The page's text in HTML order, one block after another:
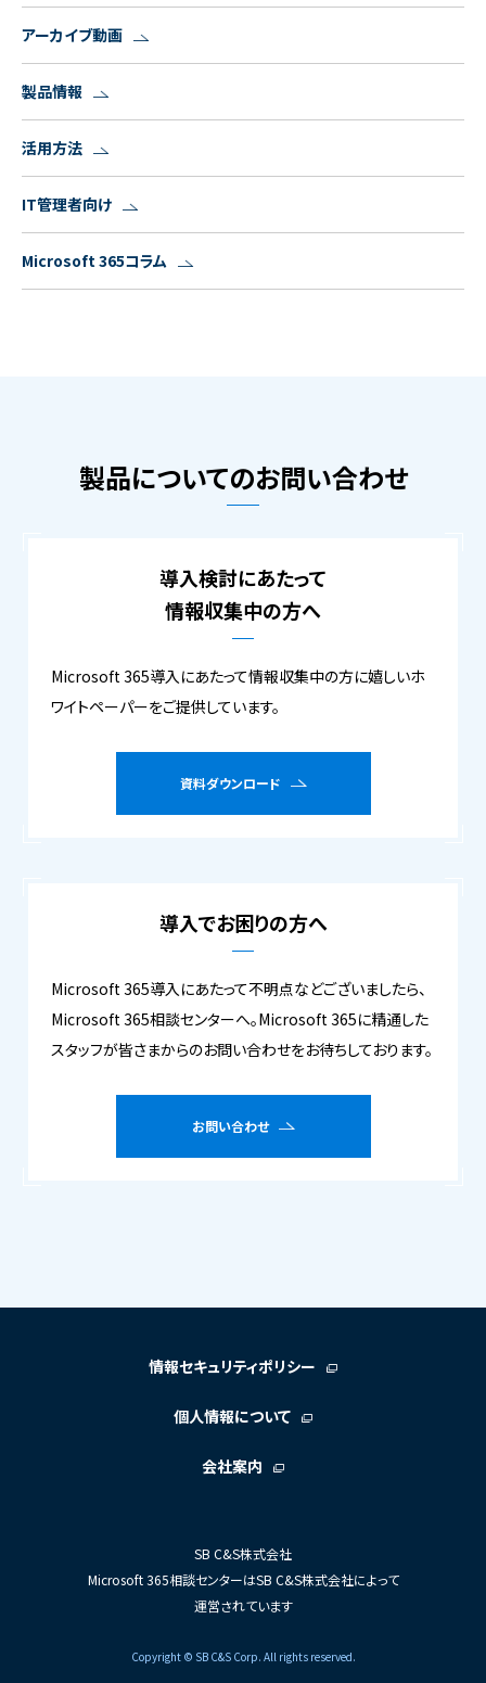
アーカイブ動画
製品情報
活用方法
IT管理者向け
Microsoft 365コラム
製品についてのお問い合わせ
導入検討にあたって
情報収集中の方へ
Microsoft 365導入にあたって情報収集中の方に嬉しいホ
ワイトペーパーをご提供しています。
資料ダウンロード
導入でお困りの方へ
Microsoft 365導入にあたって不明点などございましたら、
Microsoft 365相談センターへ。Microsoft 365に精通した
スタッフが皆さまからのお問い合わせをお待ちしております。
お問い合わせ
情報セキュリティポリシー
個人情報について
会社案内
SB C&S株式会社
Microsoft 365相談センターはSB C&S株式会社によって
運営されています
Copyright © SB C&S Corp. All rights reserved.